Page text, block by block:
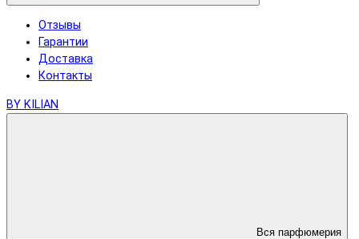
Отзывы
Гарантии
Доставка
Контакты
BY KILIAN
Вся парфюмерия